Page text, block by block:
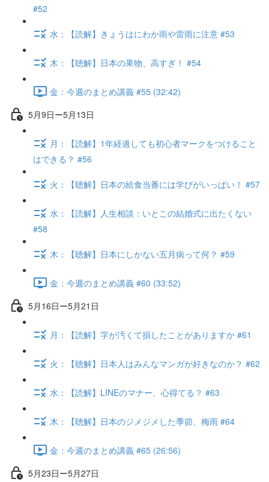
#52
水：【読解】きょうはにわか雨や雷雨に注意 #53
木：【聴解】日本の果物、高すぎ！ #54
金：今週のまとめ講義 #55 (32:42)
5月9日ー5月13日
月：【読解】1年経過しても初心者マークをつけること
はできる？ #56
火：【聴解】日本の給食当番には学びがいっぱい！ #57
水：【読解】人生相談：いとこの結婚式に出たくない
#58
木：【聴解】日本にしかない五月病って何？ #59
金：今週のまとめ講義 #60 (33:52)
5月16日ー5月21日
月：【読解】字が汚くて損したことがありますか #61
火：【聴解】日本人はみんなマンガが好きなのか？ #62
水：【読解】LINEのマナー、心得てる？ #63
木：【聴解】日本のジメジメした季節、梅雨 #64
金：今週のまとめ講義 #65 (26:56)
5月23日ー5月27日